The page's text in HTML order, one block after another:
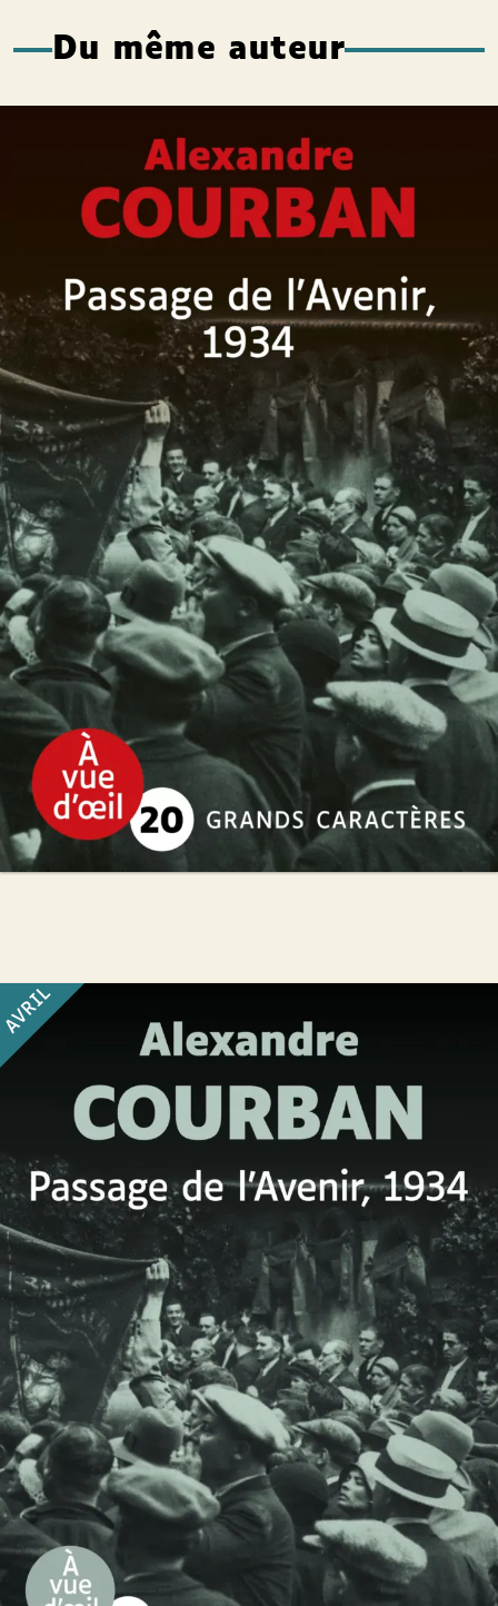
Du même auteur
Passage de l’Avenir, 1934
Alexandre Courban
26€
AVRIL
Passage de l’Avenir, 1934
Alexandre Courban
44€